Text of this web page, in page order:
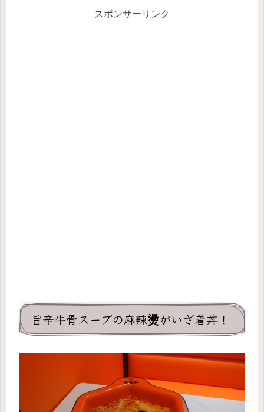
スポンサーリンク
旨辛牛骨スープの麻辣燙がいざ着丼！